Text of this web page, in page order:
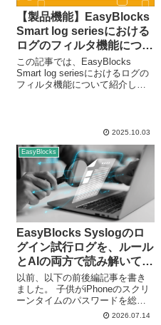
【製品機能】EasyBlocks
Smart log seriesにおける
ログのフィルタ機能につい
て
この記事では、EasyBlocks
Smart log seriesにおけるログの
フィルタ機能について紹介しま
何のログがあるか分...2025.10.03
EasyBlocks
EasyBlocks Syslogのロ
グイン試行ログを、ルール
とAIの両方で読み解いてみ
た
以前、以下の前後編記事を書き
ました。 子供がiPhoneのスクリ
ーンタイムのパスワードを総当
たりで突破した、という家庭の
2026.07.14